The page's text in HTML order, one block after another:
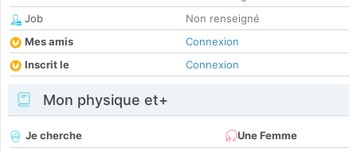
Job
Non renseigné
Mes amis
Connexion
Inscrit le
Connexion
Mon physique et+
Je cherche
Une Femme